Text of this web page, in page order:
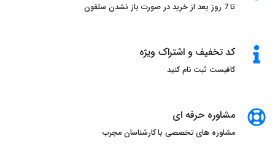
تا 7 روز بعد از خرید در صورت باز نشدن سلفون
کد تخفیف و اشتراک ویژه
کافیست ثبت نام کنید
مشاوره حرفه ای
مشاوره های تخصصی با کارشناسان مجرب